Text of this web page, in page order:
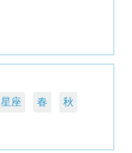
星座 春 秋